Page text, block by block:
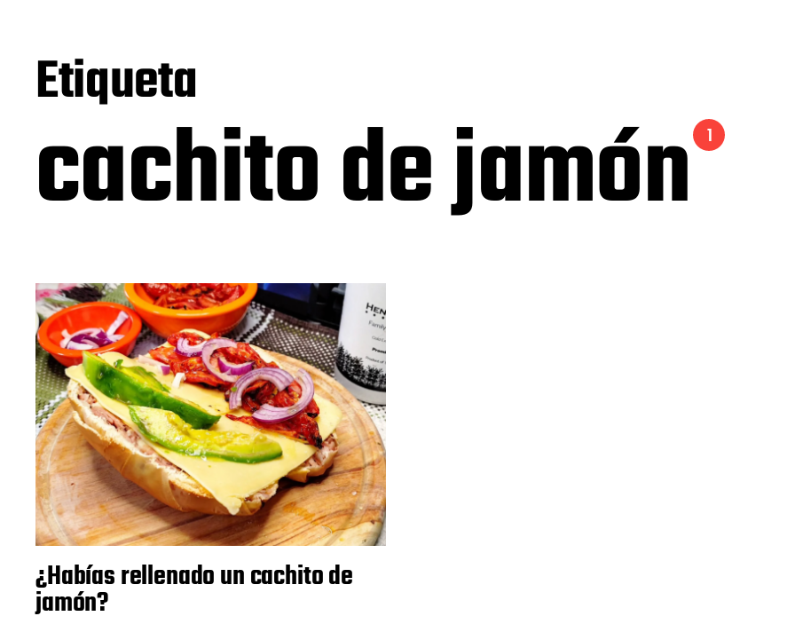
Etiqueta
cachito de jamón1
¿Habías rellenado un cachito de
jamón?